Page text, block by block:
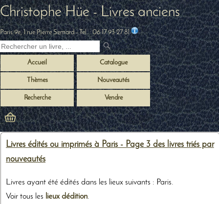
Christophe Hüe - Livres anciens
Paris 9e, 1 rue Pierre Semard- Tel. :06 17 93 27 81
Accueil Catalogue
Thèmes Nouveautés
Recherche Vendre
Livres édités ou imprimés à Paris - Page 3 des livres triés par
nouveautés
Livres ayant été édités dans les lieux suivants : Paris.
Voir tous les lieux dédition.